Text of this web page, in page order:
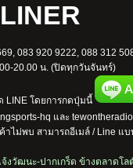
083 920 9222, 088 312
20.00 น. (ปิดทุกวันจันทร์)
LINE โดยการกดปุ่มนี้
hq และ
ไม่พบ สามารถอีเมล์ / Line แ
งวัฒนะ-ปากเกร็ด ข้างตลาดโล